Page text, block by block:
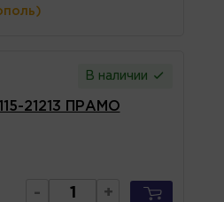
В наличии
21213 ПРАМО
- +